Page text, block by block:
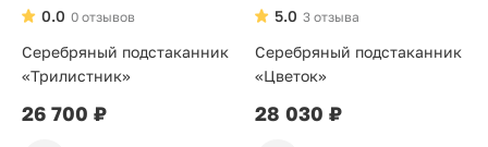
0 отзывов
0.0
Серебряный подстаканник
«Трилистник»
26 700 ₽
3 отзыва
5.0
Серебряный подстаканник
«Цветок»
28 030 ₽